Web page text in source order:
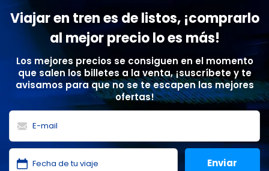
Viajar en tren es de listos, ¡comprarlo
al mejor precio lo es más!
Los mejores precios se consiguen en el momento
que salen los billetes a la venta, ¡suscríbete y te
avisamos para que no se te escapen las mejores
ofertas!